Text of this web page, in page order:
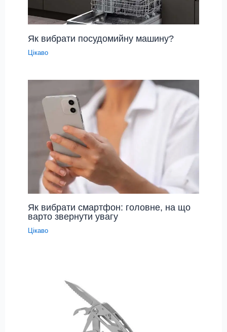
Як вибрати посудомийну машину?
Цікаво
Як вибрати смартфон: головне, на що
варто звернути увагу
Цікаво